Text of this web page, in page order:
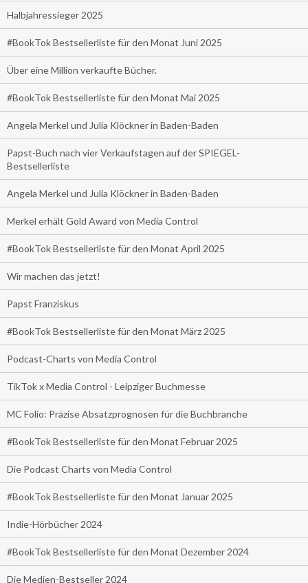
Halbjahressieger 2025
#BookTok Bestsellerliste für den Monat Juni 2025
Über eine Million verkaufte Bücher.
#BookTok Bestsellerliste für den Monat Mai 2025
Angela Merkel und Julia Klöckner in Baden-Baden
Papst-Buch nach vier Verkaufstagen auf der SPIEGEL-
Bestsellerliste
Angela Merkel und Julia Klöckner in Baden-Baden
Merkel erhält Gold Award von Media Control
#BookTok Bestsellerliste für den Monat April 2025
Wir machen das jetzt!
Papst Franziskus
#BookTok Bestsellerliste für den Monat März 2025
Podcast-Charts von Media Control
TikTok x Media Control - Leipziger Buchmesse
MC Folio: Präzise Absatzprognosen für die Buchbranche
#BookTok Bestsellerliste für den Monat Februar 2025
Die Podcast Charts von Media Control
#BookTok Bestsellerliste für den Monat Januar 2025
Indie-Hörbücher 2024
#BookTok Bestsellerliste für den Monat Dezember 2024
Die Medien-Bestseller 2024